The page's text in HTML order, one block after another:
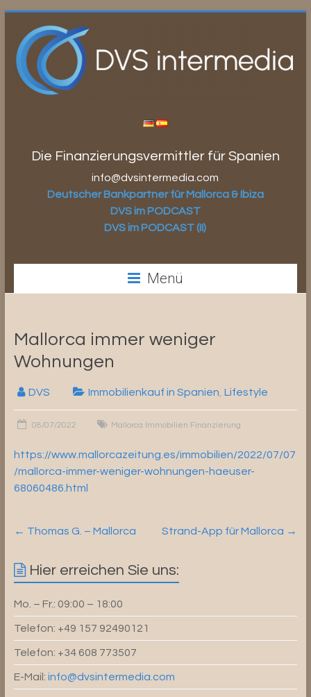
Inhalt
springen
Die Finanzierungsvermittler für Spanien
info@dvsintermedia.com
Deutscher Bankpartner für Mallorca & Ibiza
DVS im PODCAST
DVS im PODCAST (II)
Menü
Mallorca immer weniger
Wohnungen
DVS Immobilienkauf in Spanien Lifestyle
08/07/2022 Mallorca Immobilien Finanzierung
https://www.mallorcazeitung.es/immobilien/2022/07/07
/mallorca-immer-weniger-wohnungen-haeuser-
68060486.html
← Thomas G. – Mallorca Strand-App für Mallorca →
Hier erreichen Sie uns:
Mo. – Fr.: 09:00 – 18:00
Telefon: +49 157 92490121
Telefon: +34 608 773507
E-Mail: info@dvsintermedia.com